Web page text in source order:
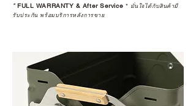
*FULL WARRANTY & After Service * มั่นใจได้กับสินค้ามี
รับประกัน พร้อมบริการหลังการขาย